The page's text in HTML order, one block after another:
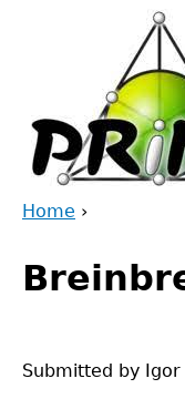
are
Home ›
to
top
Submitted by Igor